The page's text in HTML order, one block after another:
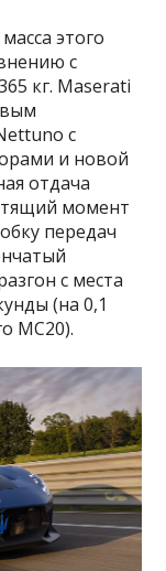
этого
с
кг. Maserati
с
и новой
отдача
момент
передач
с места
(на 0,1
MC20).